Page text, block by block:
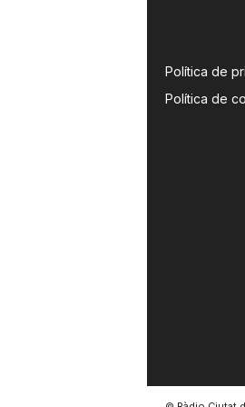
Política de
Política de